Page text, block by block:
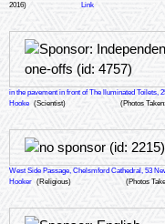
2016)
Link
in the pavement in front of The lluminated Toilets,
Hooke (Scientist) (Photos
West Side Passage, Chelsmford Cathedral, 53
Hooker (Religious) (Photos